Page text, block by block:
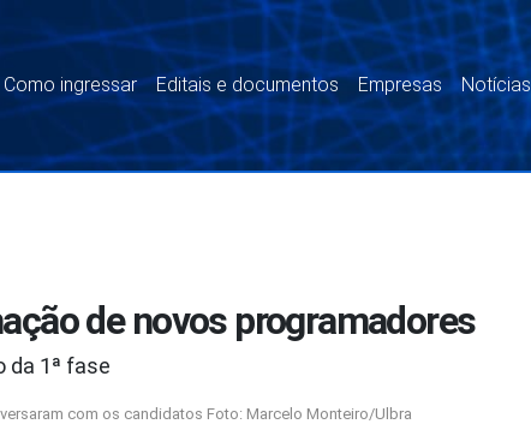
Como ingressar Editais e documentos Empresas Notícias
de novos programadores
da 1ª fase
com os candidatos Foto: Marcelo Monteiro/Ulbra